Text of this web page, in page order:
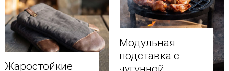
Жаростойкие
Модульная
подставка с